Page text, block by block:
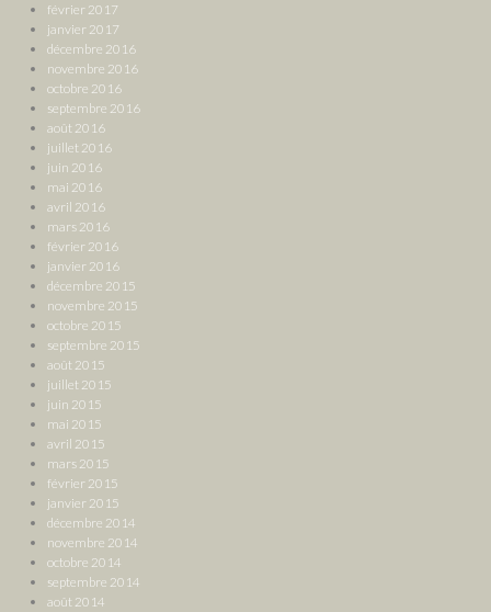
février 2017
janvier 2017
décembre 2016
novembre 2016
octobre 2016
septembre 2016
août 2016
juillet 2016
juin 2016
mai 2016
avril 2016
mars 2016
février 2016
janvier 2016
décembre 2015
novembre 2015
octobre 2015
septembre 2015
août 2015
juillet 2015
juin 2015
mai 2015
avril 2015
mars 2015
février 2015
janvier 2015
décembre 2014
novembre 2014
octobre 2014
septembre 2014
août 2014